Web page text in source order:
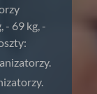
- 69 kg, -